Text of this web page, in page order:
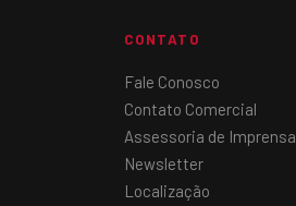
CONTATO
Fale Conosco
Contato Comercial
Assessoria de Imprensa
Newsletter
Localização